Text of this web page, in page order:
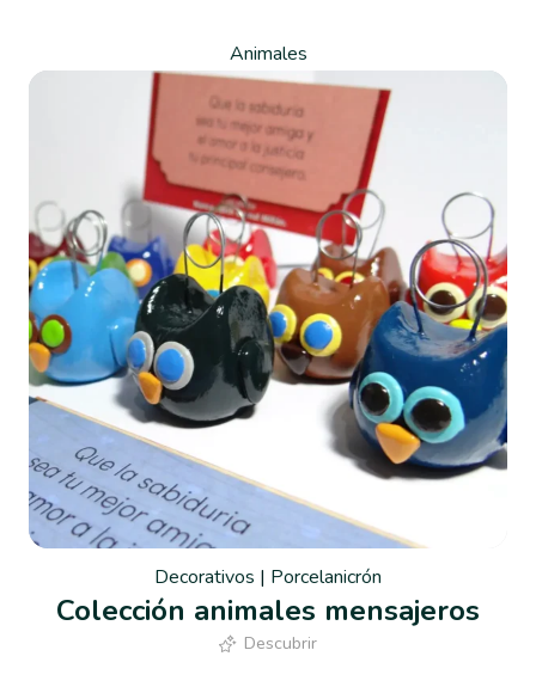
Animales
Decorativos | Porcelanicrón
Colección animales mensajeros
Descubrir